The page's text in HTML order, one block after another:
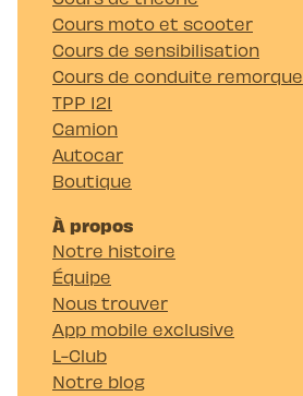
Cours moto et scooter
Cours de sensibilisation
Cours de conduite remorque
TPP 121
Camion
Autocar
Boutique
À propos
Notre histoire
Équipe
Nous trouver
App mobile exclusive
L-Club
Notre blog